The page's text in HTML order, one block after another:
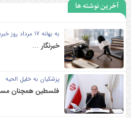
آخرین نوشته ها
به بهانه 17 مرداد روز خبرنگار
خبرنگار …
پزشکیان به خلیل الحیه
فلسطین همچنان